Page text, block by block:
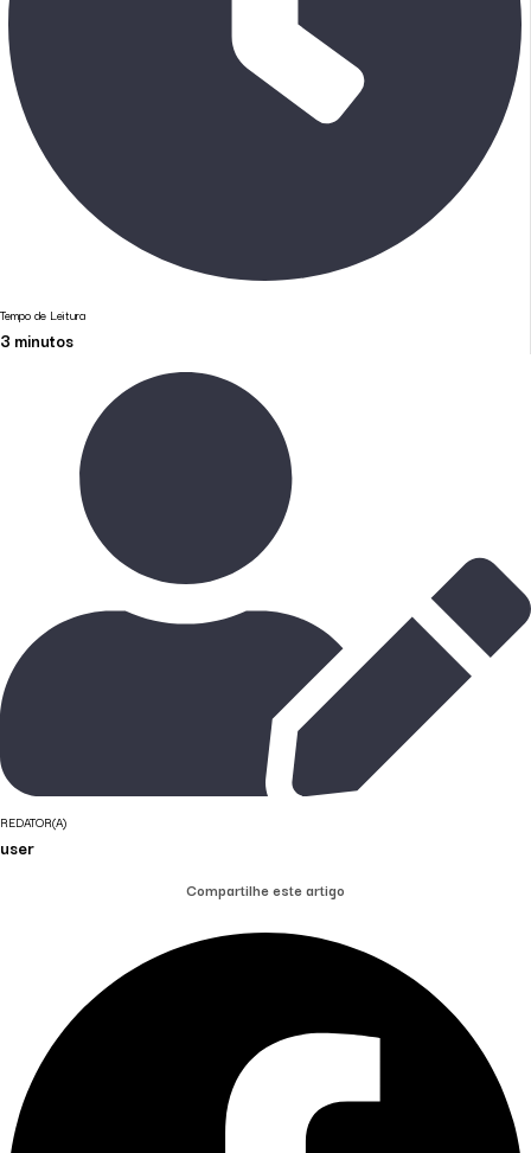
Tempo de Leitura
3 minutos
REDATOR(A)
user
Compartilhe este artigo